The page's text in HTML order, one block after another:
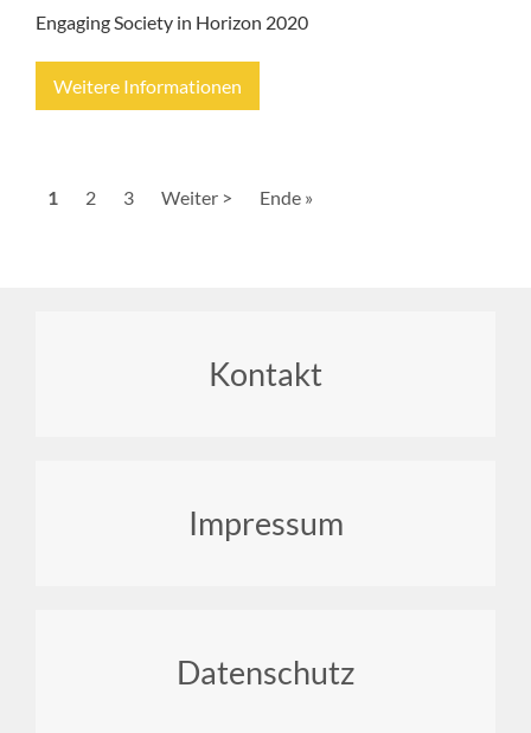
Engaging Society in Horizon 2020
Weitere Informationen
Aktuelle
1 Seite
2 Seite
3
Nächste
Weiter >
Letzte
Ende »
Kontakt
Impressum
Datenschutz